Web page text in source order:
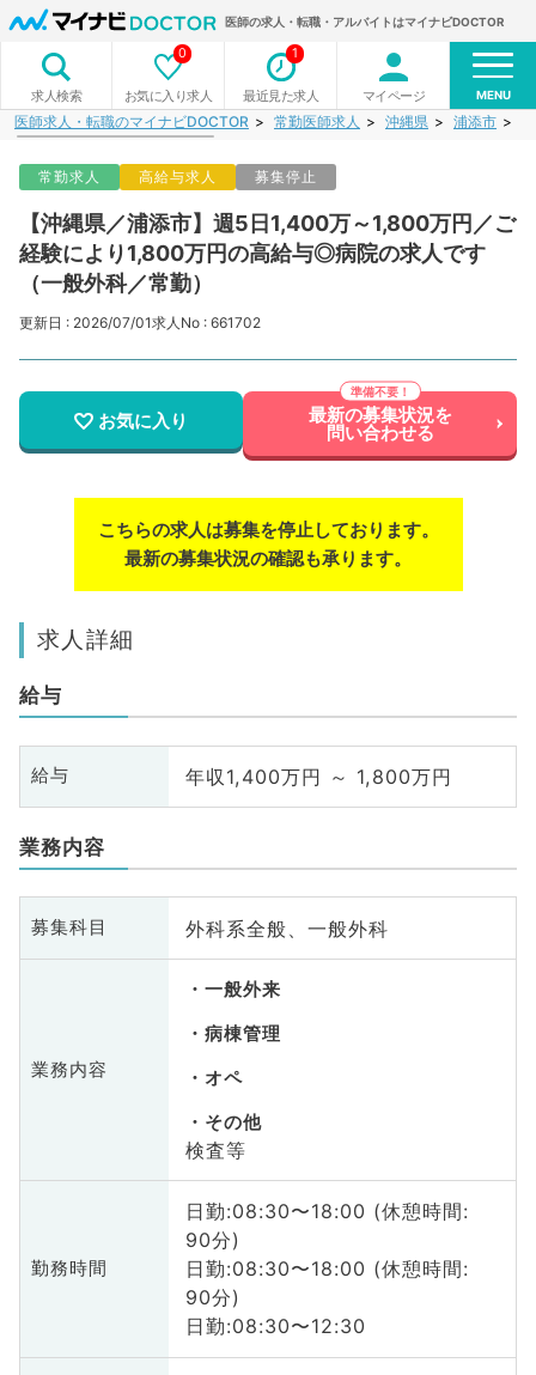
医師の求人・転職・アルバイトはマイナビDOCTOR
求人検索 お気に入り求人
0
最近見た求人
1
マイページ MENU
医師求人・転職のマイナビDOCTOR 常勤医師求人 沖縄県 浦添市
常勤求人 高給与求人 募集停止
【沖縄県／浦添市】週5日1,400万～1,800万円／ご
経験により1,800万円の高給与◎病院の求人です
（一般外科／常勤）
更新日 : 2026/07/01求人No : 661702
お気に入り 最新の募集状況を
問い合わせる
こちらの求人は募集を停止しております。
最新の募集状況の確認も承ります。
求人詳細
給与
給与 年収1,400万円 ～ 1,800万円
業務内容
募集科目 外科系全般、一般外科
業務内容
一般外来
病棟管理
オペ
その他
検査等
勤務時間
日勤:08:30〜18:00 (休憩時間:
90分)
日勤:08:30〜18:00 (休憩時間:
90分)
日勤:08:30〜12:30